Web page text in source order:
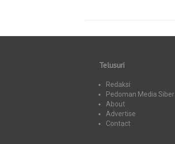
Telusuri
Redaksi
Pedoman Media Siber
About
Advertise
Contact